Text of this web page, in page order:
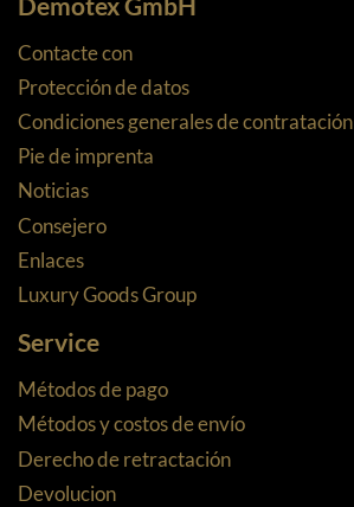
Contacte con
Protección de datos
Condiciones generales de contratación
Pie de imprenta
Noticias
Consejero
Enlaces
Luxury Goods Group
Service
Métodos de pago
Métodos y costos de envío
Derecho de retractación
Devolucion